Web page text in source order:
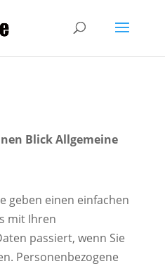
BlickAllgemeine
geben einen einfachen
mit Ihren
passiert, wenn Sie
Personenbezogene